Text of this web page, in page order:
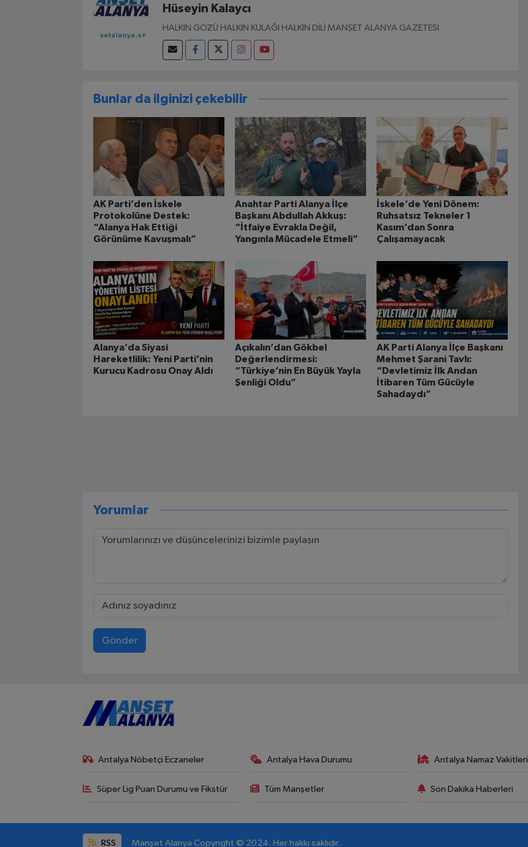
Hüseyin Kalaycı
HALKIN GÖZÜ HALKIN KULAĞI HALKIN DİLİ MANŞET ALANYA GAZETESİ
Bunlar da ilginizi çekebilir
AK Parti’den İskele
Protokolüne Destek:
“Alanya Hak Ettiği
Görünüme Kavuşmalı”
Anahtar Parti Alanya İlçe
Başkanı Abdullah Akkuş:
“İtfaiye Evrakla Değil,
Yangınla Mücadele Etmeli”
İskele’de Yeni Dönem:
Ruhsatsız Tekneler 1
Kasım’dan Sonra
Çalışamayacak
Alanya’da Siyasi
Hareketlilik: Yeni Parti’nin
Kurucu Kadrosu Onay Aldı
Açıkalın’dan Gökbel
Değerlendirmesi:
“Türkiye’nin En Büyük Yayla
Şenliği Oldu”
AK Parti Alanya İlçe Başkanı
Mehmet Şarani Tavlı:
“Devletimiz İlk Andan
İtibaren Tüm Gücüyle
Sahadaydı”
Yorumlar
Gönder
Antalya Nöbetçi Eczaneler Antalya Hava Durumu Antalya Namaz Vakitleri
Süper Lig Puan Durumu ve Fikstür Tüm Manşetler Son Dakika Haberleri
RSS Manşet Alanya Copyright © 2024. Her hakkı saklıdır.